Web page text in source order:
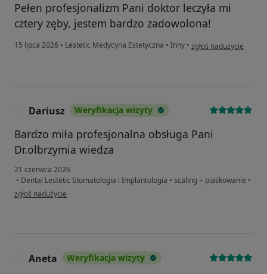
Pełen profesjonalizm Pani doktor leczyła mi
cztery zęby, jestem bardzo zadowolona!
15 lipca 2026 • Lestetic Medycyna Estetyczna • Inny • w opinii użytkownika
zgłoś nadużycie
Dariusz Weryfikacja wizyty
Bardzo miła profesjonalna obsługa Pani
Dr.olbrzymia wiedza
21 czerwca 2026
• Dental Lestetic Stomatologia i Implantologia • scaling + piaskowanie •
w opinii użytkownika Dariusz
zgłoś nadużycie
Aneta Weryfikacja wizyty